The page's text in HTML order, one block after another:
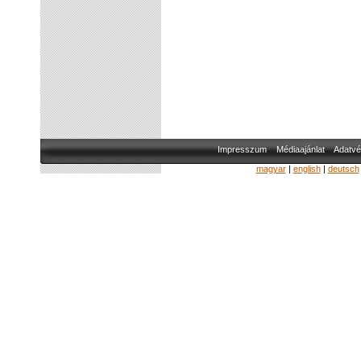
Impresszum Médiaajánlat
magyar| english| deutsch